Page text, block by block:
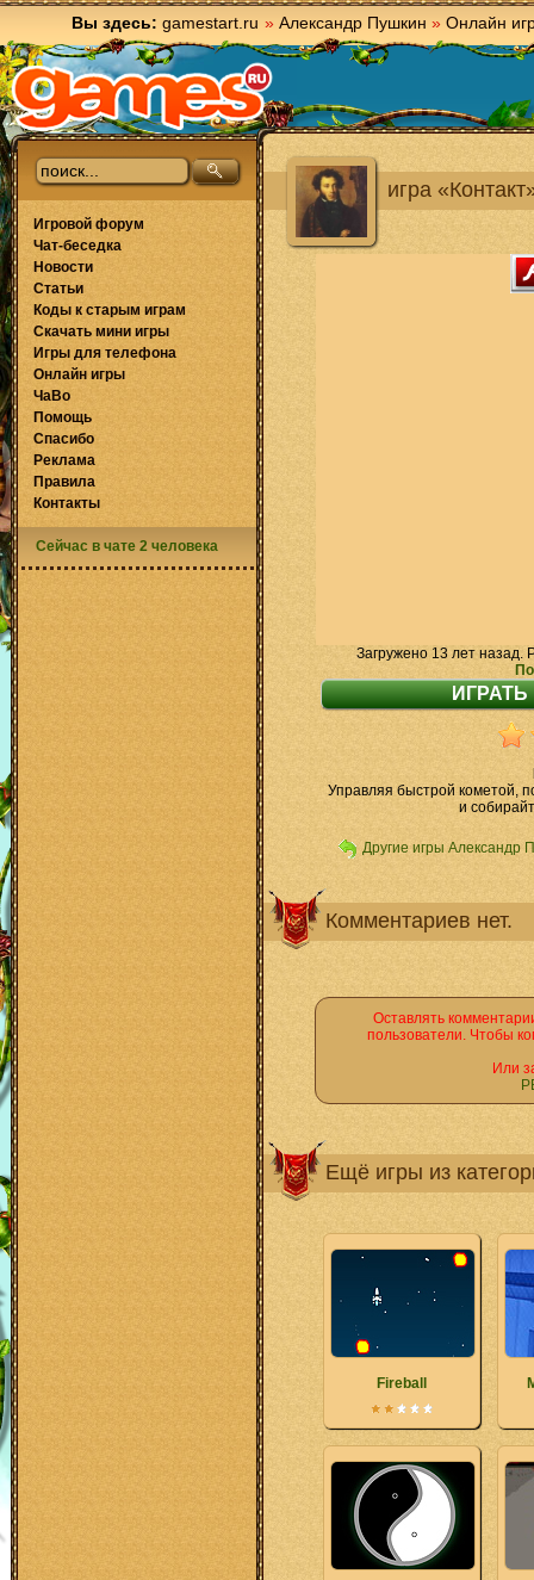
Вы здесь: gamestart.ru » Александр Пушкин » Онлайн
игра
Загружено 13 лет назад.
Управляя быстрой кометой,
и
Другие игры Александр
Комментариев нет.
Оставлять
пользователи. Чтобы
Или
Ещё игры из
Fireball
Игровой форум
Чат-беседка
Новости
Статьи
Коды к старым играм
Скачать мини игры
Игры для телефона
Онлайн игры
ЧаВо
Помощь
Спасибо
Реклама
Правила
Контакты
Сейчас в чате 2 человека